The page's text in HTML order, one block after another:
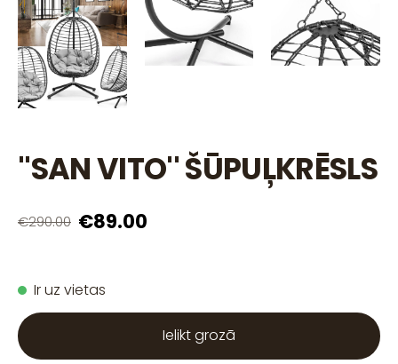
''SAN VITO'' ŠŪPUĻKRĒSLS
€290.00 €89.00
Ir uz vietas
Ielikt grozā